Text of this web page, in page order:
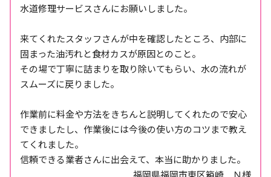
水道修理サービスさんにお願いしました。
来てくれたスタッフさんが中を確認したところ、内部に
固まった油汚れと食材カスが原因とのこと。
その場で丁寧に詰まりを取り除いてもらい、水の流れが
スムーズに戻りました。
作業前に料金や方法をきちんと説明してくれたので安心
できましたし、作業後には今後の使い方のコツまで教え
てくれました。
信頼できる業者さんに出会えて、本当に助かりました。
福岡県福岡市東区箱崎 Ｎ様